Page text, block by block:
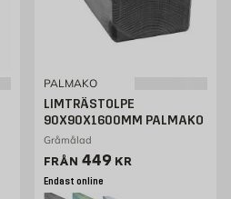
PALMAKO
LIMTRÄSTOLPE
90X90X1600MM PALMAKO
Gråmålad
FRÅN Pris 379 kr
449 KR
Endast online